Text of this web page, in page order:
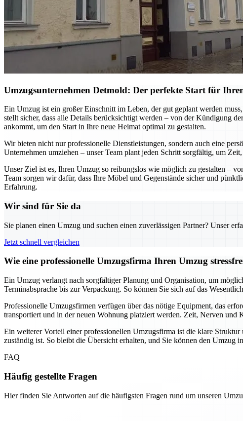
Umzugsunternehmen Detmold: Der perfekte Start für
Ein Umzug ist ein großer Einschnitt im Leben, der gut geplant werden
stellt sicher, dass alle Details berücksichtigt werden – von der Kündigung
ankommt, um den Start in Ihre neue Heimat optimal zu gestalten.
Wir bieten nicht nur professionelle Dienstleistungen, sondern auch eine
Unternehmen umziehen – unser Team plant jeden Schritt sorgfältig, um
Unser Ziel ist es, Ihren Umzug so reibungslos wie möglich zu gestalten –
Team sorgen wir dafür, dass Ihre Möbel und Gegenstände sicher und
Erfahrung.
Wir sind für Sie da
Sie planen einen Umzug und suchen einen zuverlässigen Partner? Unser
Jetzt schnell vergleichen
Wie eine professionelle Umzugsfirma Ihren Umzug
Ein Umzug verlangt nach sorgfältiger Planung und Organisation, um
Terminabsprache bis zur Verpackung. So können Sie sich auf das
Professionelle Umzugsfirmen verfügen über das nötige Equipment, das
transportiert und in der neuen Wohnung platziert werden. Zeit, Nerven
Ein weiterer Vorteil einer professionellen Umzugsfirma ist die klare
zuständig ist. So bleibt die Übersicht erhalten, und Sie können den
FAQ
Häufig gestellte Fragen
Hier finden Sie Antworten auf die häufigsten Fragen rund um unseren